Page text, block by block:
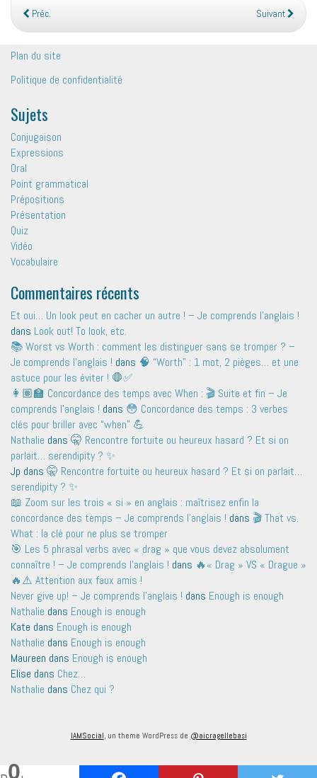
0
Préc. Suivant
Plan du site
Politique de confidentialité
Sujets
Conjugaison
Expressions
Oral
Point grammatical
Prépositions
Présentation
Quiz
Vidéo
Vocabulaire
Commentaires récents
Et oui… Un look peut en cacher un autre ! – Je comprends l'anglais !
dans Look out! To look, etc.
📚 Worst vs Worth : comment les distinguer sans se tromper ? –
Je comprends l'anglais ! dans 🧠 “Worth” : 1 mot, 2 pièges… et une
astuce pour les éviter ! 🛑✅
👩🏽‍🏫 Concordance des temps avec When : 🎬 Suite et fin – Je
comprends l'anglais ! dans 😳 Concordance des temps : 3 verbes
clés pour briller avec “when” 💪
Nathalie dans 🤫 Rencontre fortuite ou heureux hasard ? Et si on
parlait… serendipity ? ✨
Jp dans 🤫 Rencontre fortuite ou heureux hasard ? Et si on parlait…
serendipity ? ✨
📖 Zoom sur les trois « si » en anglais : maîtrisez enfin la
concordance des temps – Je comprends l'anglais ! dans 🎬 That vs.
What : la clé pour ne plus se tromper
🎯 Les 5 phrasal verbs avec « drag » que vous devez absolument
connaître ! – Je comprends l'anglais ! dans 🔥« Drag » VS « Drague »
🔥⚠️ Attention aux faux amis !
Never give up! – Je comprends l'anglais ! dans Enough is enough
Nathalie dans Enough is enough
Kate dans Enough is enough
Nathalie dans Enough is enough
Maureen dans Enough is enough
Elise dans Chez…
Nathalie dans Chez qui ?
IAMSocial, un theme WordPress de @aicragellebasi